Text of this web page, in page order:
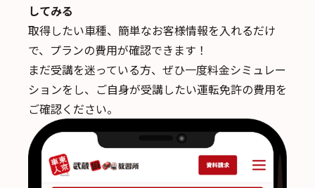
してみる
取得したい車種、簡単なお客様情報を入れるだけ
で、 プランの費用が確認できます！
まだ受講を迷っている方、ぜひ一度料金シミュレー
ションをし、ご自身が受講したい運転免許の費用を
ご確認ください。